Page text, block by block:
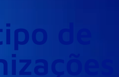
de